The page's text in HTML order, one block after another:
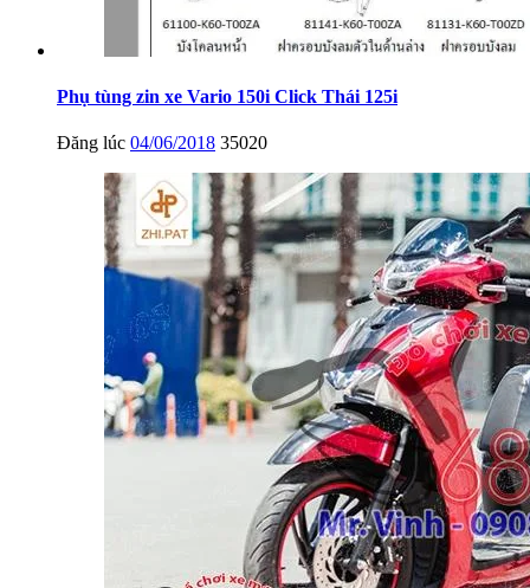
Phụ tùng zin xe Vario 150i Click Thái 125i
Đăng lúc 04/06/2018 35020